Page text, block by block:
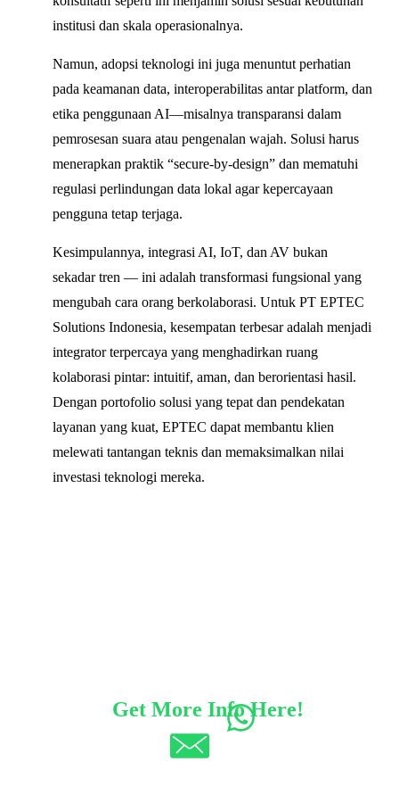
institusi dan skala operasionalnya.
Namun, adopsi teknologi ini juga menuntut perhatian
pada keamanan data, interoperabilitas antar platform, dan
etika penggunaan AI—misalnya transparansi dalam
pemrosesan suara atau pengenalan wajah. Solusi harus
menerapkan praktik “secure-by-design” dan mematuhi
regulasi perlindungan data lokal agar kepercayaan
pengguna tetap terjaga.
Kesimpulannya, integrasi AI, IoT, dan AV bukan
sekadar tren — ini adalah transformasi fungsional yang
mengubah cara orang berkolaborasi. Untuk PT EPTEC
Solutions Indonesia, kesempatan terbesar adalah menjadi
integrator terpercaya yang menghadirkan ruang
kolaborasi pintar: intuitif, aman, dan berorientasi hasil.
Dengan portofolio solusi yang tepat dan pendekatan
layanan yang kuat, EPTEC dapat membantu klien
melewati tantangan teknis dan memaksimalkan nilai
investasi teknologi mereka.
Get More Info Here!